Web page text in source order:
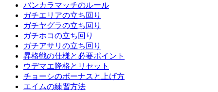
バンカラマッチのルール
ガチエリアの立ち回り
ガチヤグラの立ち回り
ガチホコの立ち回り
ガチアサリの立ち回り
昇格戦の仕様と必要ポイント
ウデマエ降格とリセット
チョーシのボーナスと上げ方
エイムの練習方法